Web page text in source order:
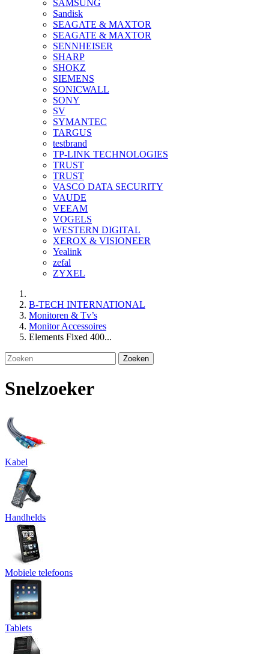
SAMSUNG
Sandisk
SEAGATE & MAXTOR
SEAGATE & MAXTOR
SENNHEISER
SHARP
SHOKZ
SIEMENS
SONICWALL
SONY
SV
SYMANTEC
TARGUS
testbrand
TP-LINK TECHNOLOGIES
TRUST
TRUST
VASCO DATA SECURITY
VAUDE
VEEAM
VOGELS
WESTERN DIGITAL
XEROX & VISIONEER
Yealink
zefal
ZYXEL
B-TECH INTERNATIONAL
Monitoren & Tv’s
Monitor Accessoires
Elements Fixed 400...
Zoeken
Snelzoeker
Kabel
Handhelds
Mobiele telefoons
Tablets